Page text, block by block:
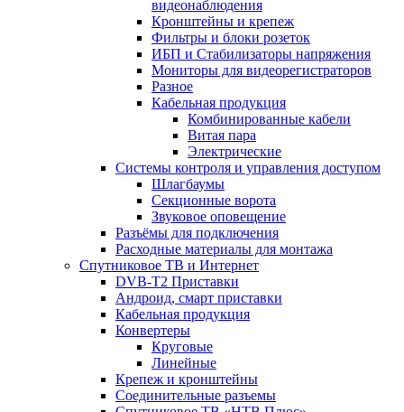
видеонаблюдения
Кронштейны и крепеж
Фильтры и блоки розеток
ИБП и Стабилизаторы напряжения
Мониторы для видеорегистраторов
Разное
Кабельная продукция
Комбинированные кабели
Витая пара
Электрические
Системы контроля и управления доступом
Шлагбаумы
Секционные ворота
Звуковое оповещение
Разъёмы для подключения
Расходные материалы для монтажа
Спутниковое ТВ и Интернет
DVB-Т2 Приставки
Андроид, смарт приставки
Кабельная продукция
Конвертеры
Круговые
Линейные
Крепеж и кронштейны
Соединительные разъемы